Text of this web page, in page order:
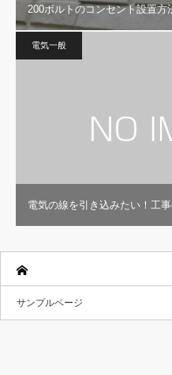
200ボルトのコンセント設置方
電気一般
電気の線を引き込みたい！工
サンプルページ